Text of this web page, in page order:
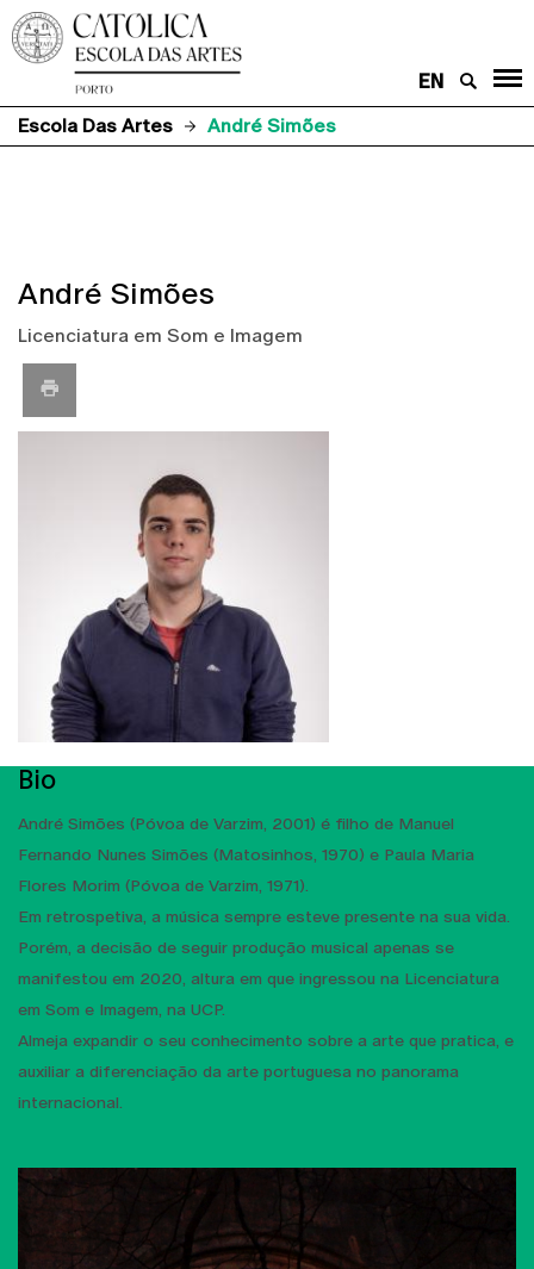
EN
Escola Das Artes
André Simões
André Simões
Licenciatura em Som e Imagem
Bio
André Simões (Póvoa de Varzim, 2001) é filho de Manuel
Fernando Nunes Simões (Matosinhos, 1970) e Paula Maria
Flores Morim (Póvoa de Varzim, 1971).
Em retrospetiva, a música sempre esteve presente na sua vida.
Porém, a decisão de seguir produção musical apenas se
manifestou em 2020, altura em que ingressou na Licenciatura
em Som e Imagem, na UCP.
Almeja expandir o seu conhecimento sobre a arte que pratica, e
auxiliar a diferenciação da arte portuguesa no panorama
internacional.